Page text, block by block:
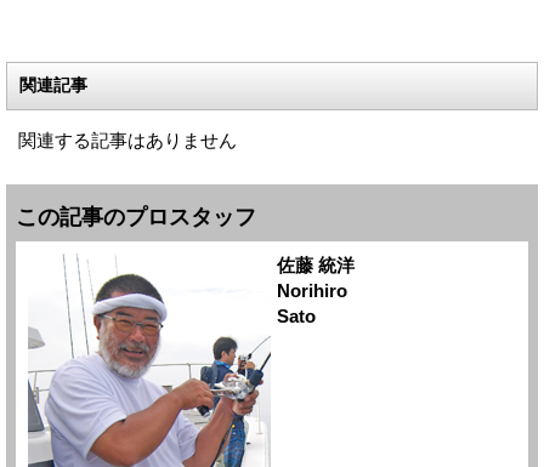
関連記事
関連する記事はありません
この記事のプロスタッフ
佐藤 統洋
Norihiro
Sato